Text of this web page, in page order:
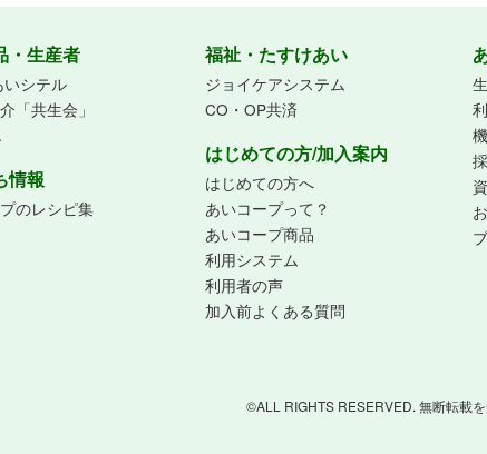
・生産者
いシテル
「共生会」
情報
のレシピ集
福祉・たすけあい
ジョイケアシステム
CO・OP共済
はじめての方/加入案内
はじめての方へ
あいコープって？
あいコープ商品
利用システム
利用者の声
加入前よくある質問
©ALL RIGHTS RESERVED. 無断転載を